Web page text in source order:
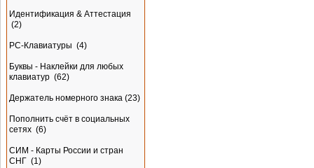
Идентификация & Аттестация
(2)
PC-Клавиатуры (4)
Буквы - Наклейки для любых
клавиатур (62)
Держатель номерного знака (23)
Пополнить счёт в социальных
сетях (6)
СИМ - Карты России и стран
СНГ (1)